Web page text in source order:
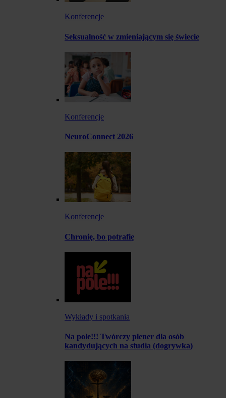
Konferencje
Seksualność w zmieniającym się świecie
Konferencje
NeuroConnect 2026
Konferencje
Chronię, bo potrafię
Wykłady i spotkania
Na pole!!! Twórczy plener dla osób
kandydujących na studia (dogrywka)